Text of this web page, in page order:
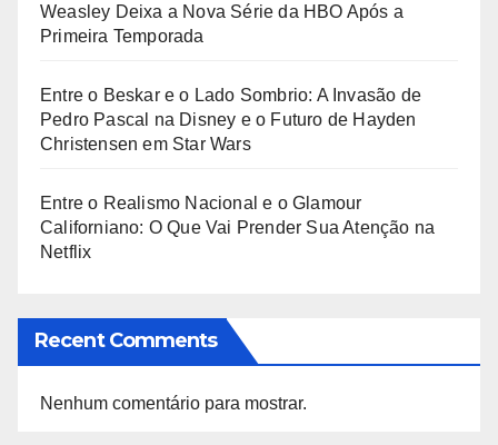
Weasley Deixa a Nova Série da HBO Após a
Primeira Temporada
Entre o Beskar e o Lado Sombrio: A Invasão de
Pedro Pascal na Disney e o Futuro de Hayden
Christensen em Star Wars
Entre o Realismo Nacional e o Glamour
Californiano: O Que Vai Prender Sua Atenção na
Netflix
Recent Comments
Nenhum comentário para mostrar.